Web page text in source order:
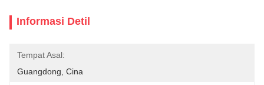
Informasi Detil
Tempat Asal:
Guangdong, Cina